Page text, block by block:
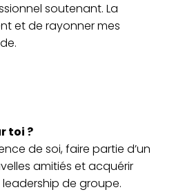
soutenant. La
et de rayonner mes
toi ?
de soi, faire partie d’un
amitiés et acquérir
de groupe.